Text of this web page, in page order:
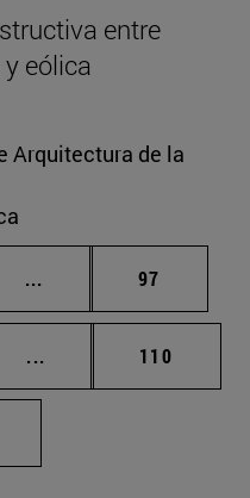
entre
eólica
Arquitectura de la
... Páginas intermedias
Página
97
... Páginas intermedias
Página
110